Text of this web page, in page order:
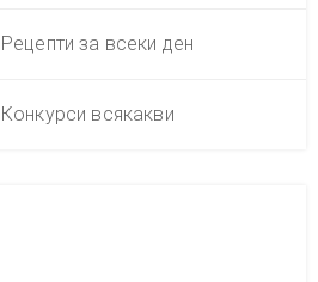
Рецепти за всеки ден
Конкурси всякакви